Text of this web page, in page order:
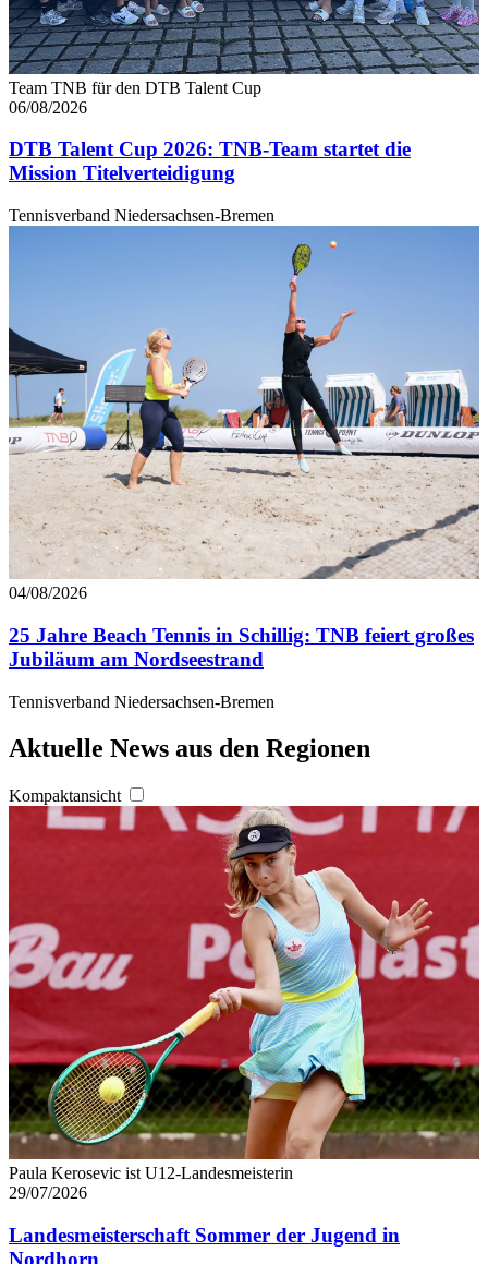
Team TNB für den DTB Talent Cup
06/08/2026
DTB Talent Cup 2026: TNB-Team startet die
Mission Titelverteidigung
Tennisverband Niedersachsen-Bremen
04/08/2026
25 Jahre Beach Tennis in Schillig: TNB feiert großes
Jubiläum am Nordseestrand
Tennisverband Niedersachsen-Bremen
Aktuelle News aus den Regionen
Kompaktansicht
Paula Kerosevic ist U12-Landesmeisterin
29/07/2026
Landesmeisterschaft Sommer der Jugend in
Nordhorn